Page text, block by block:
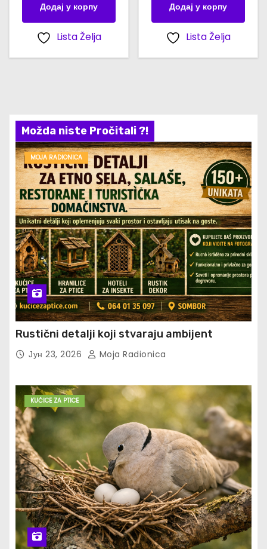
Додај у корпу
Lista Želja
Додај у корпу
Lista Želja
Možda niste Pročitali ?!
MOJA RADIONICA
Rustični detalji koji stvaraju ambijent
Јун 23, 2026 Moja Radionica
KUĆICE ZA PTICE